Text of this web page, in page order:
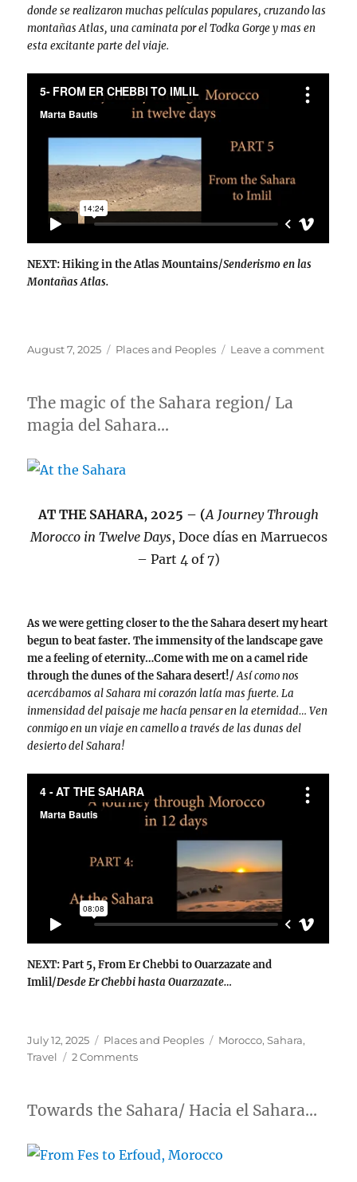
donde se realizaron muchas películas populares, cruzando las
montañas Atlas, una caminata por el Todka Gorge y mas en
esta excitante parte del viaje.
NEXT: Hiking in the Atlas Mountains/Senderismo en las
Montañas Atlas.
Posted
August 7, 2025 Categories
Places and Peoples Leave a commenton
The magic of the Sahara region/ La
magia del Sahara…
AT THE SAHARA, 2025 – (A Journey Through
Morocco in Twelve Days, Doce días en Marruecos
– Part 4 of 7)
As we were getting closer to the the Sahara desert my heart
begun to beat faster. The immensity of the landscape gave
me a feeling of eternity…Come with me on a camel ride
through the dunes of the Sahara desert!/Así como nos
acercábamos al Sahara mi corazón latía mas fuerte. La
inmensidad del paisaje me hacía pensar en la eternidad… Ven
conmigo en un viaje en camello a través de las dunas del
desierto del Sahara!
NEXT: Part 5, From Er Chebbi to Ouarzazate and
Imlil/Desde Er Chebbi hasta Ouarzazate…
Posted
on
July 12, 2025 Categories
Places and Peoples Tags
Morocco,Sahara,
Travel
2 Commentson
Sahara
Towards the Sahara/ Hacia el Sahara…